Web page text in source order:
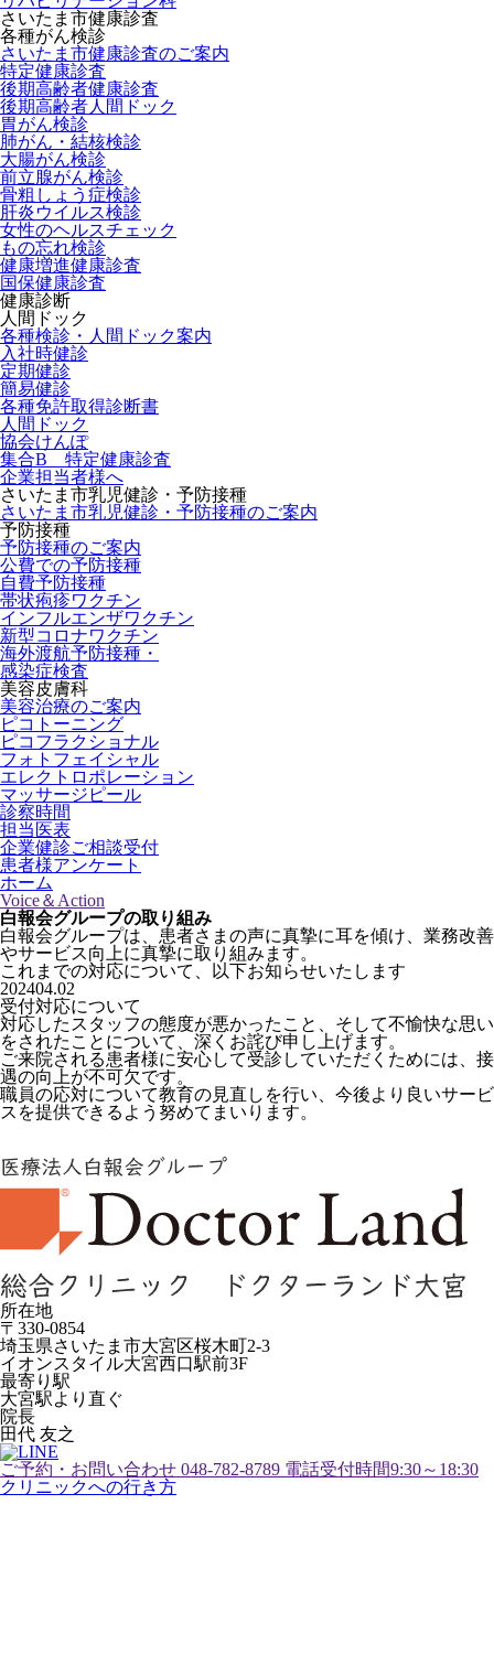
さいたま市健康診査
各種がん検診
さいたま市健康診査のご案内
特定健康診査
後期高齢者健康診査
後期高齢者人間ドック
胃がん検診
肺がん・結核検診
大腸がん検診
前立腺がん検診
骨粗しょう症検診
肝炎ウイルス検診
女性のヘルスチェック
もの忘れ検診
健康増進健康診査
国保健康診査
健康診断
人間ドック
各種検診・人間ドック案内
入社時健診
定期健診
簡易健診
各種免許取得診断書
人間ドック
協会けんぽ
集合B 特定健康診査
企業担当者様へ
さいたま市乳児健診・予防接種
さいたま市乳児健診・予防接種のご案内
予防接種
予防接種のご案内
公費での予防接種
自費予防接種
帯状疱疹ワクチン
インフルエンザワクチン
新型コロナワクチン
海外渡航予防接種・
感染症検査
美容皮膚科
美容治療のご案内
ピコトーニング
ピコフラクショナル
フォトフェイシャル
エレクトロポレーション
マッサージピール
診察時間
担当医表
企業健診ご相談受付
患者様アンケート
ホーム
Voice＆Action
白報会グループの取り組み
白報会グループは、患者さまの声に真摯に耳を傾け、業務改善
やサービス向上に真摯に取り組みます。
これまでの対応について、以下お知らせいたします
202404.02
受付対応について
対応したスタッフの態度が悪かったこと、そして不愉快な思い
をされたことについて、深くお詫び申し上げます。
ご来院される患者様に安心して受診していただくためには、接
遇の向上が不可欠です。
職員の応対について教育の見直しを行い、今後より良いサービ
スを提供できるよう努めてまいります。
所在地
〒330-0854
埼玉県さいたま市大宮区桜木町2-3
イオンスタイル大宮西口駅前3F
最寄り駅
大宮駅より直ぐ
院長
田代 友之
ご予約・お問い合わせ 048-782-8789 電話受付時間9:30～18:30
クリニックへの行き方